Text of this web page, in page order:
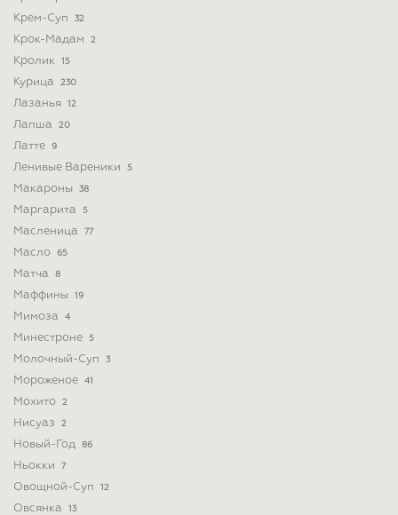
Крем-Суп 32
Крок-Мадам 2
Кролик 15
Курица 230
Лазанья 12
Лапша 20
Латте 9
Ленивые Вареники 5
Макароны 38
Маргарита 5
Масленица 77
Масло 65
Матча 8
Маффины 19
Мимоза 4
Минестроне 5
Молочный-Суп 3
Мороженое 41
Мохито 2
Нисуаз 2
Новый-Год 86
Ньокки 7
Овощной-Суп 12
Овсянка 13